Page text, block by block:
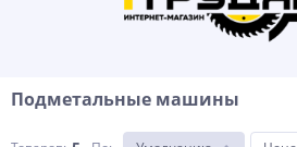
Подметальные машины